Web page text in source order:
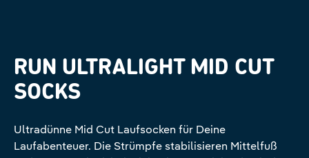
RUN ULTRALIGHT MID CUT
SOCKS
Ultradünne Mid Cut Laufsocken für Deine
Laufabenteuer. Die Strümpfe stabilisieren Mittelfuß